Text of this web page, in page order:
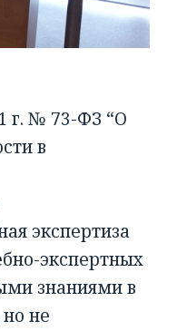
г. № 73-ФЗ “О
в
экспертиза
экспертных
знаниями в
не